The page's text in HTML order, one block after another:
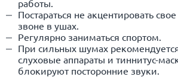
работы.
Постараться не акцентировать
звоне в ушах.
Регулярно заниматься спортом.
При сильных шумах
слуховые аппараты и тиннитус-
блокируют посторонние звуки.